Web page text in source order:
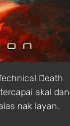
Death
akal dan
nak layan.